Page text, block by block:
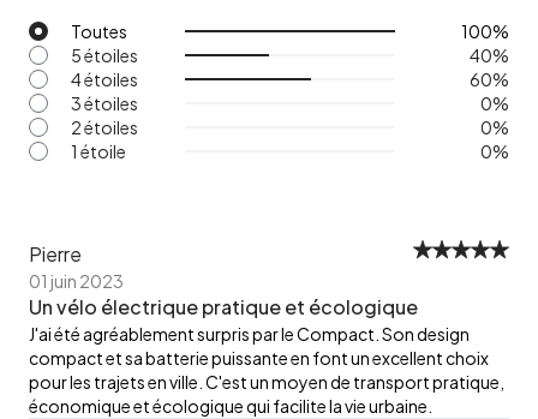
Toutes
100%
5 étoiles
40%
4 étoiles
60%
3 étoiles
0%
2 étoiles
0%
1 étoile
0%
Pierre
01 juin 2023
Un vélo électrique pratique et écologique
J'ai été agréablement surpris par le Compact. Son design
compact et sa batterie puissante en font un excellent choix
pour les trajets en ville. C'est un moyen de transport pratique,
économique et écologique qui facilite la vie urbaine.